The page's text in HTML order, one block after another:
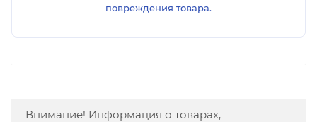
повреждения товара.
Внимание! Информация о товарах,